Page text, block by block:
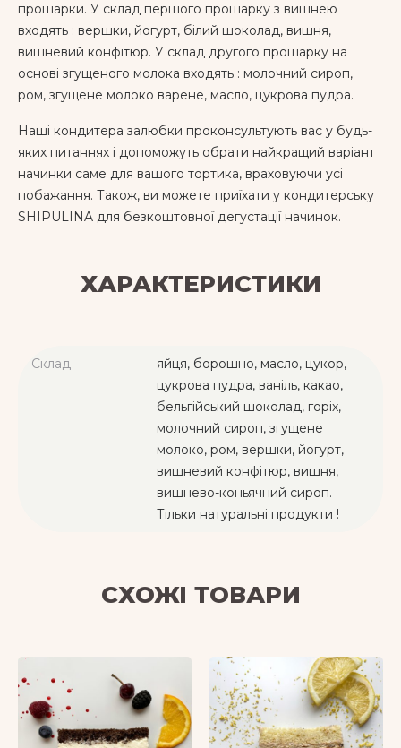
прошарки. У склад першого прошарку з вишнею
входять : вершки, йогурт, білий шоколад, вишня,
вишневий конфітюр. У склад другого прошарку на
основі згущеного молока входять : молочний сироп,
ром, згущене молоко варене, масло, цукрова пудра.
Наші кондитера залюбки проконсультують вас у будь-
яких питаннях і допоможуть обрати найкращий варіант
начинки саме для вашого тортика, враховуючи усі
побажання. Також, ви можете приїхати у кондитерську
SHIPULINA для безкоштовної дегустації начинок.
ХАРАКТЕРИСТИКИ
Склад
яйця, борошно, масло, цукор,
цукрова пудра, ваніль, какао,
бельгійський шоколад, горіх,
молочний сироп, згущене
молоко, ром, вершки, йогурт,
вишневий конфітюр, вишня,
вишнево-коньячний сироп.
Тільки натуральні продукти !
СХОЖІ ТОВАРИ